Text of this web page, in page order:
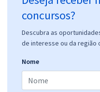
concursos?
Descubra as
de interesse ou da região
Nome